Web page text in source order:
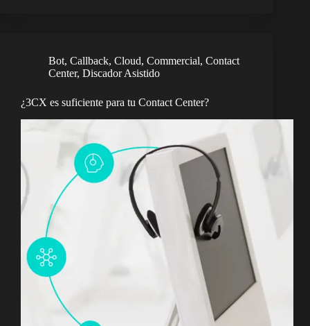
Bot, Callback, Cloud, Commercial, Contact
Center, Discador Asistido
¿3CX es suficiente para tu Contact Center?